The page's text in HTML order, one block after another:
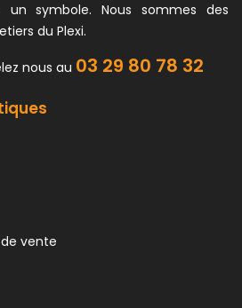
un symbole. Nous sommes des
du Plexi.
nous au 03 29 80 78 32
vente